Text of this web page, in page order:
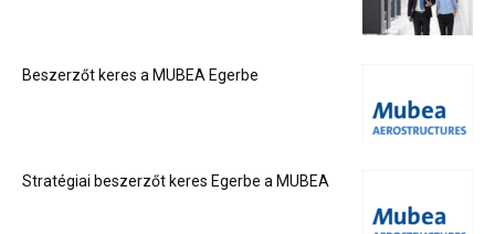
Beszerzőt keres a MUBEA Egerbe
Stratégiai beszerzőt keres Egerbe a MUBEA